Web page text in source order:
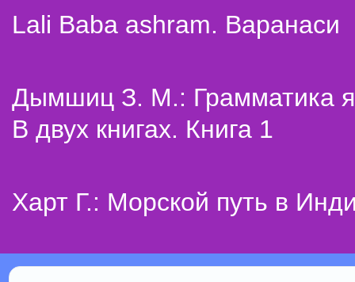
Lali Baba ashram. Варанаси
Дымшиц З. М.: Грамматика
В двух книгах. Книга 1
Харт Г.: Морской путь в